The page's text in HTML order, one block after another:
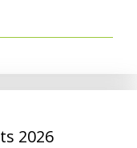
2026